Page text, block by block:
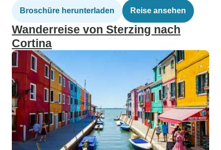
Broschüre herunterladen Reise ansehen
Wanderreise von Sterzing nach
Cortina